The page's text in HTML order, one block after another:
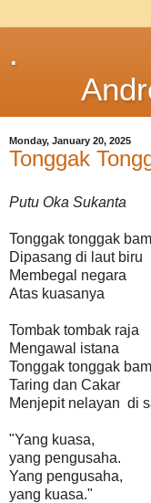
.
Monday, January 20, 2025
Tonggak
Putu Oka Sukanta
Tonggak tonggak
Dipasang di laut biru
Membegal negara
Atas kuasanya
Tombak tombak raja
Mengawal istana
Tonggak tonggak
Taring dan Cakar
Menjepit nelayan di
"Yang kuasa,
yang pengusaha.
Yang pengusaha,
yang kuasa."